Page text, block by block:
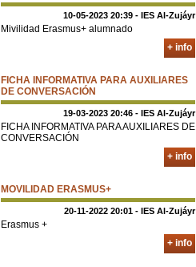
10-05-2023 20:39 - IES Al-Zujáyr
Mivilidad Erasmus+ alumnado
+ info
FICHA INFORMATIVA PARA AUXILIARES
DE CONVERSACIÓN
19-03-2023 20:46 - IES Al-Zujáyr
FICHA INFORMATIVA PARA AUXILIARES DE
CONVERSACIÓN
+ info
MOVILIDAD ERASMUS+
20-11-2022 20:01 - IES Al-Zujáyr
Erasmus +
+ info